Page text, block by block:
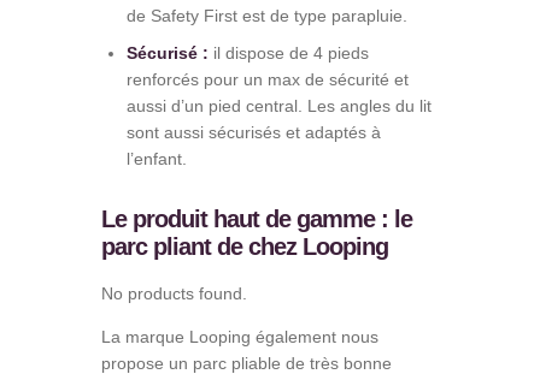
de Safety First est de type parapluie.
Sécurisé : il dispose de 4 pieds
renforcés pour un max de sécurité et
aussi d’un pied central. Les angles du lit
sont aussi sécurisés et adaptés à
l’enfant.
Le produit haut de gamme : le
parc pliant de chez Looping
No products found.
La marque Looping également nous
propose un parc pliable de très bonne